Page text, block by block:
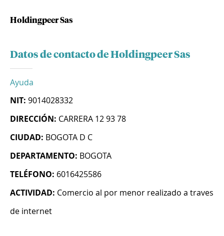
Holdingpeer Sas
Datos de contacto de Holdingpeer Sas
Ayuda
NIT: 9014028332
DIRECCIÓN: CARRERA 12 93 78
CIUDAD: BOGOTA D C
DEPARTAMENTO: BOGOTA
TELÉFONO: 6016425586
ACTIVIDAD: Comercio al por menor realizado a traves
de internet